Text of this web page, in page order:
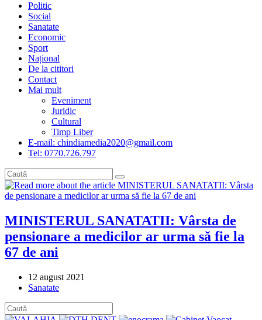
Politic
Social
Sanatate
Economic
Sport
Național
De la cititori
Contact
Mai mult
Eveniment
Juridic
Cultural
Timp Liber
E-mail: chindiamedia2020@gmail.com
Tel: 0770.726.797
MINISTERUL SANATATII: Vârsta de
pensionare a medicilor ar urma să fie la
67 de ani
Post
published:
12 august 2021
Post
Sanatate